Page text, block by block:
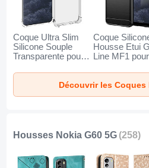
Coque Ultra Slim
Silicone Souple
Transparente pour
Coque
Housse Etui
Line MF1 pour
Découvrir les Coques
Housses Nokia G60 5G (258)